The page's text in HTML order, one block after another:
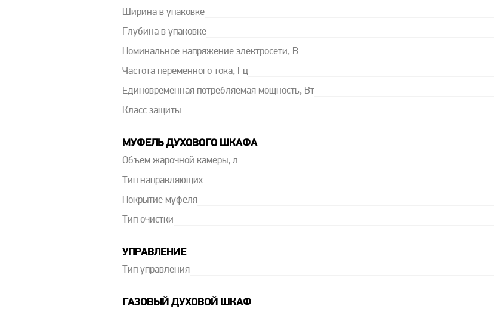
Ширина в упаковке
Глубина в упаковке
Номинальное напряжение электросети, В
Частота переменного тока, Гц
Единовременная потребляемая мощность, Вт
Класс защиты
МУФЕЛЬ ДУХОВОГО ШКАФА
Объем жарочной камеры, л
Тип направляющих
Покрытие муфеля
Тип очистки
УПРАВЛЕНИЕ
Тип управления
ГАЗОВЫЙ ДУХОВОЙ ШКАФ